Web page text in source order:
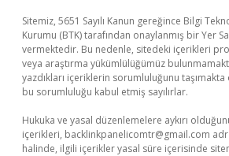
Sitemiz, 5651 Sayılı Kanun gereğince Bilgi
Kurumu (BTK) tarafından onaylanmış bir Yer
vermektedir. Bu nedenle, sitedeki içerikleri
veya araştırma yükümlülüğümüz
yazdıkları içeriklerin sorumluluğunu
bu sorumluluğu kabul etmiş sayılırlar.
Hukuka ve yasal düzenlemelere aykırı
içerikleri, backlinkpanelicomtr@gmail.com
halinde, ilgili içerikler yasal süre içerisinde